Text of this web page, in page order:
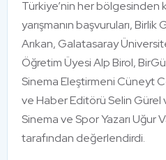
Türkiye’nin her bölgesinden
yarışmanın başvuruları,
Arıkan, Galatasaray
Öğretim Üyesi Alp Birol,
Sinema Eleştirmeni Cüneyt
ve Haber Editörü Selin
Sinema ve Spor Yazarı Uğur
tarafından değerlendirdi.